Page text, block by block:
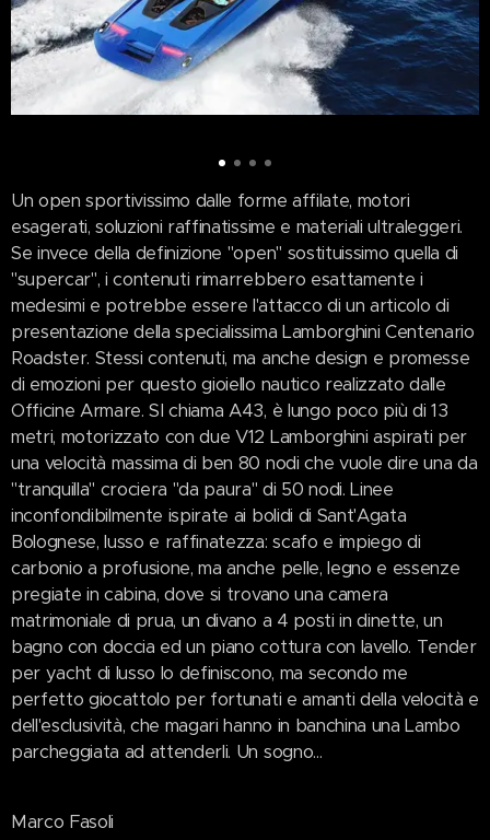
Un open sportivissimo dalle forme affilate, motori
esagerati, soluzioni raffinatissime e materiali ultraleggeri.
Se invece della definizione "open" sostituissimo quella di
"supercar", i contenuti rimarrebbero esattamente i
medesimi e potrebbe essere l'attacco di un articolo di
presentazione della specialissima Lamborghini Centenario
Roadster. Stessi contenuti, ma anche design e promesse
di emozioni per questo gioiello nautico realizzato dalle
Officine Armare. SI chiama A43, è lungo poco più di 13
metri, motorizzato con due V12 Lamborghini aspirati per
una velocità massima di ben 80 nodi che vuole dire una da
"tranquilla" crociera "da paura" di 50 nodi. Linee
inconfondibilmente ispirate ai bolidi di Sant'Agata
Bolognese, lusso e raffinatezza: scafo e impiego di
carbonio a profusione, ma anche pelle, legno e essenze
pregiate in cabina, dove si trovano una camera
matrimoniale di prua, un divano a 4 posti in dinette, un
bagno con doccia ed un piano cottura con lavello. Tender
per yacht di lusso lo definiscono, ma secondo me
perfetto giocattolo per fortunati e amanti della velocità e
dell'esclusività, che magari hanno in banchina una Lambo
parcheggiata ad attenderli. Un sogno...
Marco Fasoli